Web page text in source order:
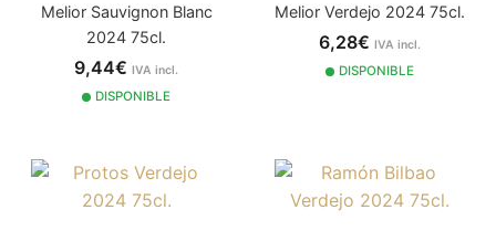
Melior Sauvignon Blanc
2024 75cl.
9,44€ IVA incl.
DISPONIBLE
Melior Verdejo 2024 75cl.
6,28€ IVA incl.
DISPONIBLE